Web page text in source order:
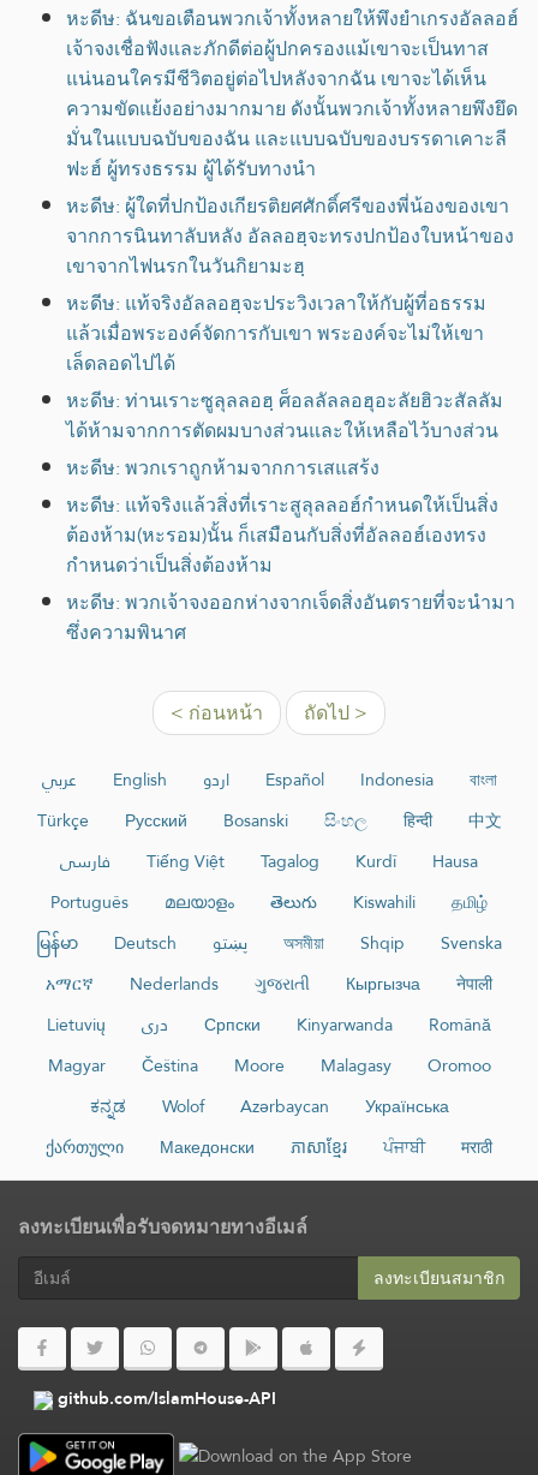
หะดีษ: ฉันขอเตือนพวกเจ้าทั้งหลายให้พึงยำเกรงอัลลอฮ์
เจ้าจงเชื่อฟังและภักดีต่อผู้ปกครองแม้เขาจะเป็นทาส
แน่นอนใครมีชีวิตอยู่ต่อไปหลังจากฉัน เขาจะได้เห็น
ความขัดแย้งอย่างมากมาย ดังนั้นพวกเจ้าทั้งหลายพึงยึด
มั่นในแบบฉบับของฉัน และแบบฉบับของบรรดาเคาะลี
ฟะฮ์ ผู้ทรงธรรม ผู้ได้รับทางนำ
หะดีษ: ผู้ใดที่ปกป้องเกียรติยศศักดิ์ศรีของพี่น้องของเขา
จากการนินทาลับหลัง อัลลอฮฺจะทรงปกป้องใบหน้าของ
เขาจากไฟนรกในวันกิยามะฮฺ
หะดีษ: แท้จริงอัลลอฮฺจะประวิงเวลาให้กับผู้ที่อธรรม
แล้วเมื่อพระองค์จัดการกับเขา พระองค์จะไม่ให้เขา
เล็ดลอดไปได้
หะดีษ: ท่านเราะซูลุลลอฮฺ ศ็อลลัลลอฮุอะลัยฮิวะสัลลัม
ได้ห้ามจากการตัดผมบางส่วนและให้เหลือไว้บางส่วน
หะดีษ: พวกเราถูกห้ามจากการเสแสร้ง
หะดีษ: แท้จริงแล้วสิ่งที่เราะสูลุลลอฮ์กำหนดให้เป็นสิ่ง
ต้องห้าม(หะรอม)นั้น ก็เสมือนกับสิ่งที่อัลลอฮ์เองทรง
กำหนดว่าเป็นสิ่งต้องห้าม
หะดีษ: พวกเจ้าจงออกห่างจากเจ็ดสิ่งอันตรายที่จะนำมา
ซึ่งความพินาศ
< ก่อนหน้า ถัดไป >
عربي English اردو Español Indonesia
বাংলা
Türkçe
Русский Bosanski සිංහල हिन्दी
中文
فارسی
Tiếng Việt Tagalog Kurdî
Hausa
Português
മലയാളം తెలుగు Kiswahili
தமிழ்
မြန်မာ
Deutsch پښتو অসমীয়া Shqip
Svenska
አማርኛ
Nederlands ગુજરાતી Кыргызча
नेपाली
Lietuvių
دری Српски Kinyarwanda
Română
Magyar
Čeština Moore Malagasy
Oromoo
ಕನ್ನಡ
Wolof Azərbaycan
Українська
ქართული
Македонски ភាសាខ្មែរ ਪੰਜਾਬੀ मराठी
ลงทะเบียนเพื่อรับจดหมายทางอีเมล์
ลงทะเบียนสมาชิก​
github.com/IslamHouse-API